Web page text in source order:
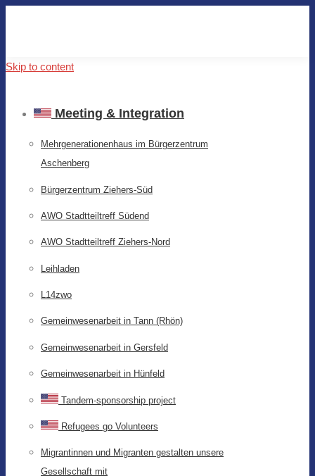
Skip to content
Meeting & Integration
Mehrgenerationenhaus im Bürgerzentrum
Aschenberg
Bürgerzentrum Ziehers-Süd
AWO Stadtteiltreff Südend
AWO Stadtteiltreff Ziehers-Nord
Leihladen
L14zwo
Gemeinwesenarbeit in Tann (Rhön)
Gemeinwesenarbeit in Gersfeld
Gemeinwesenarbeit in Hünfeld
Tandem-sponsorship project
Refugees go Volunteers
Migrantinnen und Migranten gestalten unsere
Gesellschaft mit